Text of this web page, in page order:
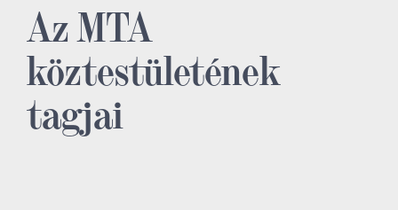
Az MTA
köztestületének
tagjai